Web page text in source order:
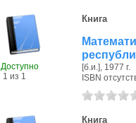
Доступно
1 из 1
Книга
[б.и.], 1977 г.
ISBN
Книга